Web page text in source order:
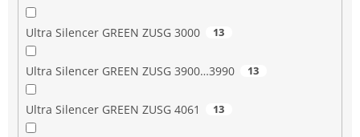
Ultra Silencer GREEN ZUSG 3000 13
Ultra Silencer GREEN ZUSG 3900…3990 13
Ultra Silencer GREEN ZUSG 4061 13